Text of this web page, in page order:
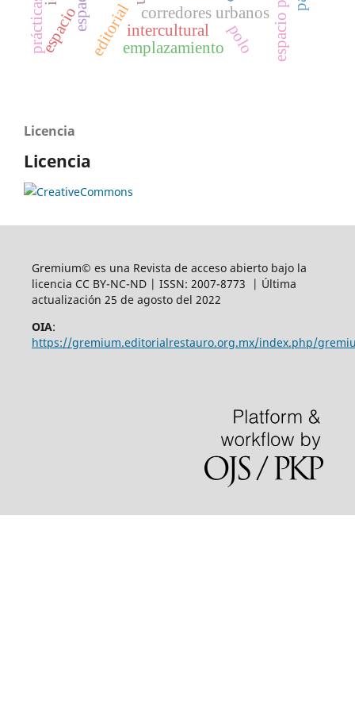
corredores urbanos
editorialintercultural
emplazamientopolo
espacio
Licencia
Licencia
Gremium© es una Revista de acceso abierto bajo la
licencia CC BY-NC-ND | ISSN: 2007-8773 | Última
actualización 25 de agosto del 2022
OIA:
https://gremium.editorialrestauro.org.mx/index.php/